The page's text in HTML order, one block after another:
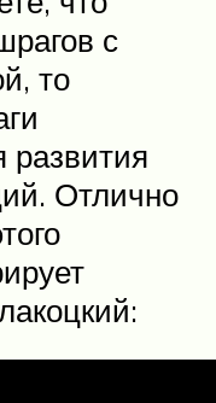
с
то
развития
Отлично